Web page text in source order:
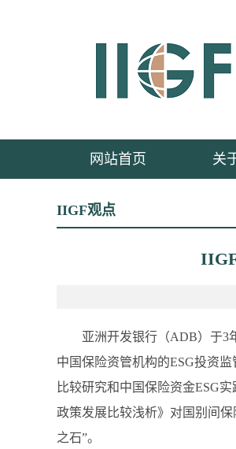
网站首页 关
IIGF观点
亚洲开发银行（ADB）于3
中国保险资管机构的ESG投资
比较研究和中国保险资金ESG
政策发展比较浅析》对国别间
之石”。